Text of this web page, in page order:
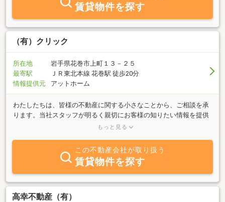
賃貸物件を探す
（有）クリック
所在地
岩手県花巻市上町１３－２５
最寄駅
ＪＲ東北本線 花巻駅 徒歩20分
情報提供元
アットホーム
わたしたちは、皆様の不動産に関する小さなことから、ご相談を承
ります。当社スタッフが明るく親切にお客様の知りたい情報を提供
いたします。また、リフォーム、水廻り、その他設備の事でもご相
もっと見る
この不動産会社が取り扱う
賃貸物件を探す
高幸不動産（有）